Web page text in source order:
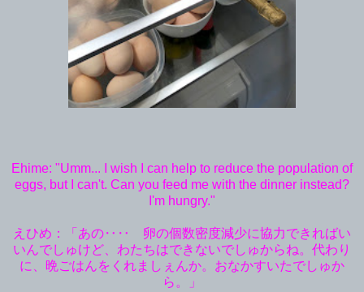
Ehime: "Umm... I wish I can help to reduce the population of
eggs, but I can't. Can you feed me with the dinner instead?
I'm hungry."
えひめ：「あの‥‥ 卵の個数密度減少に協力できればい
いんでしゅけど、わたちはできないでしゅからね。代わり
に、晩ごはんをくれましぇんか。おなかすいたでしゅか
ら。」